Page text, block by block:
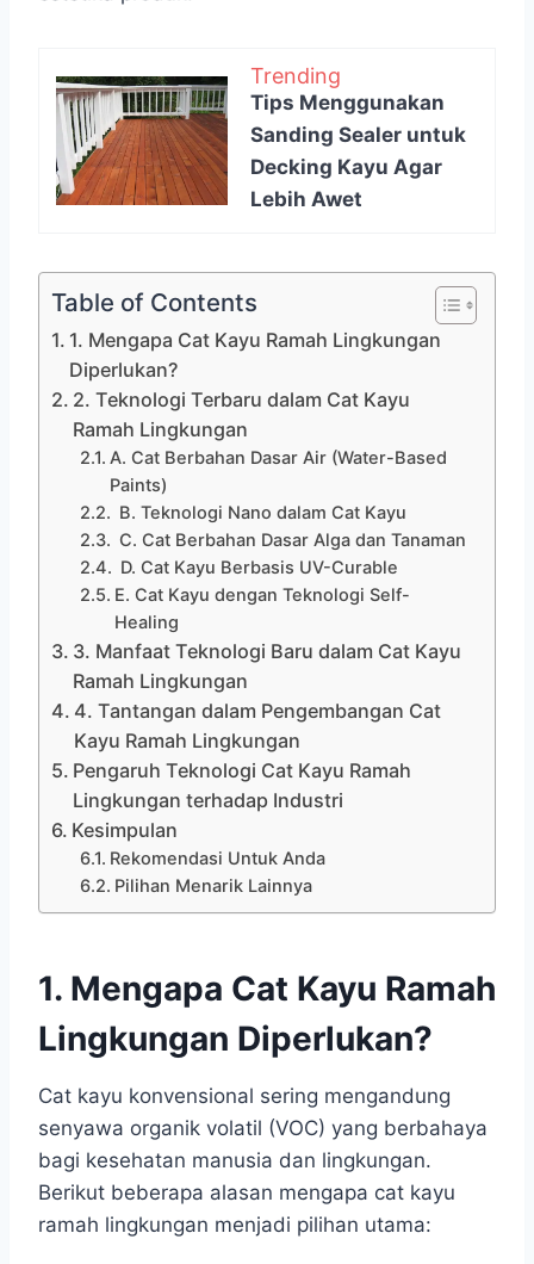
Trending
Tips Menggunakan
Sanding Sealer untuk
Decking Kayu Agar
Lebih Awet
Table of Contents
1. Mengapa Cat Kayu Ramah Lingkungan
Diperlukan?
2. Teknologi Terbaru dalam Cat Kayu
Ramah Lingkungan
A. Cat Berbahan Dasar Air (Water-Based
Paints)
B. Teknologi Nano dalam Cat Kayu
C. Cat Berbahan Dasar Alga dan Tanaman
D. Cat Kayu Berbasis UV-Curable
E. Cat Kayu dengan Teknologi Self-
Healing
3. Manfaat Teknologi Baru dalam Cat Kayu
Ramah Lingkungan
4. Tantangan dalam Pengembangan Cat
Kayu Ramah Lingkungan
Pengaruh Teknologi Cat Kayu Ramah
Lingkungan terhadap Industri
Kesimpulan
Rekomendasi Untuk Anda
Pilihan Menarik Lainnya
1. Mengapa Cat Kayu Ramah
Lingkungan Diperlukan?
Cat kayu konvensional sering mengandung
senyawa organik volatil (VOC) yang berbahaya
bagi kesehatan manusia dan lingkungan.
Berikut beberapa alasan mengapa cat kayu
ramah lingkungan menjadi pilihan utama: